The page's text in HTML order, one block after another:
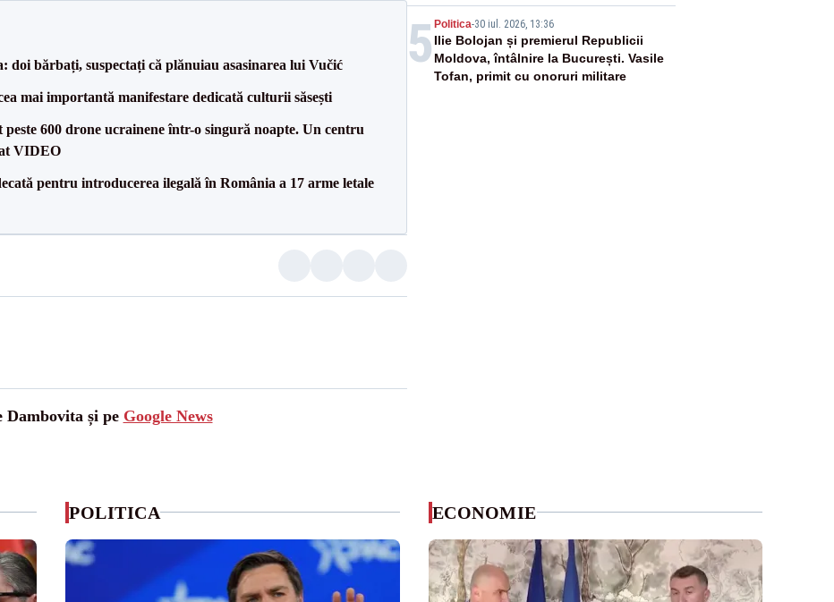
doi bărbați, suspectați că plănuiau asasinarea lui Vučić
mai importantă manifestare dedicată culturii săsești
peste 600 drone ucrainene într-o singură noapte. Un centru
VIDEO
pentru introducerea ilegală în România a 17 arme letale
Dambovita și pe Google News
5 Politica-30 iul. 2026, 13:36
Ilie Bolojan și premierul Republicii
Moldova, întâlnire la București. Vasile
Tofan, primit cu onoruri militare
POLITICA ECONOMIE